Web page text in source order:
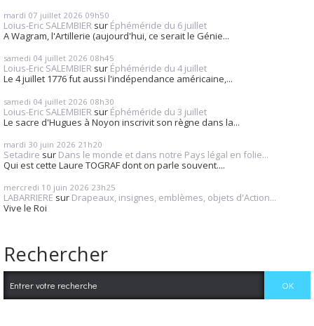
mardi 07 juillet 2026 09h50
Loius-Eric SALEMBIER sur Éphéméride du 6 juillet
A Wagram, l'Artillerie (aujourd'hui, ce serait le Génie...
samedi 04 juillet 2026 08h45
Loius-Eric SALEMBIER sur Éphéméride du 4 juillet
Le 4 juillet 1776 fut aussi l'indépendance américaine,...
samedi 04 juillet 2026 08h30
Loius-Eric SALEMBIER sur Éphéméride du 3 juillet
Le sacre d'Hugues à Noyon inscrivit son règne dans la...
mardi 30 juin 2026 21h20
Setadire sur Dans le monde et dans notre Pays légal en folie...
Qui est cette Laure TOGRAF dont on parle souvent....
mercredi 10 juin 2026 23h25
LABARRIERE sur Drapeaux, insignes, emblèmes, objets d'Action...
Vive le Roi
Rechercher